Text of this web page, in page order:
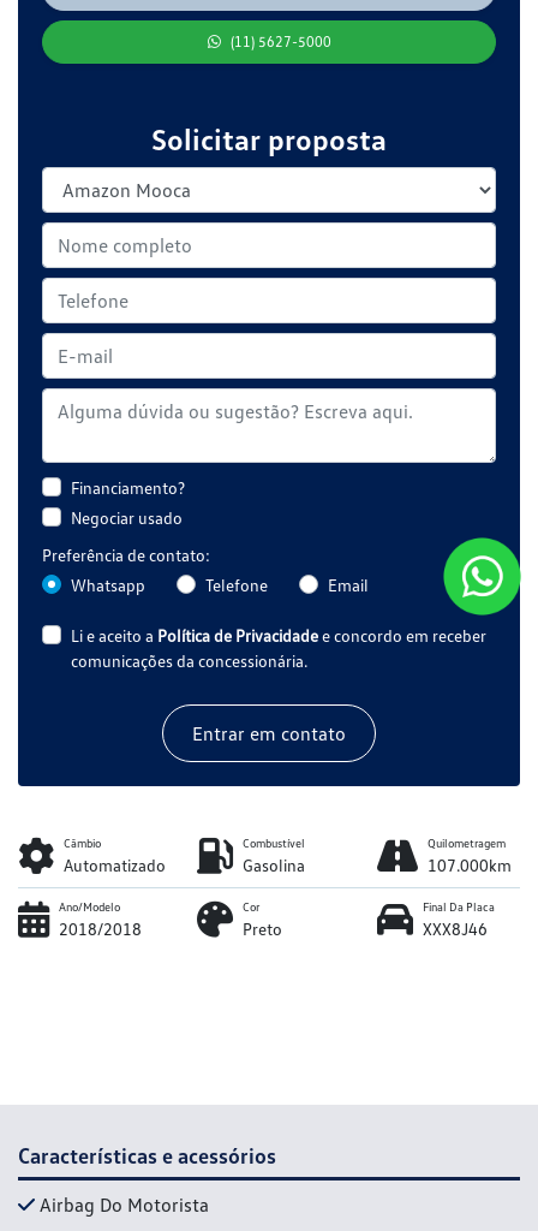
(11) 5627-5000
Solicitar proposta
Financiamento?
Negociar usado
Preferência de contato:
Whatsapp
Telefone Email
Li e aceito a Política de Privacidadee concordo em receber
comunicações da concessionária.
Entrar em contato
Câmbio
Automatizado
Combustível
Gasolina
Quilometragem
107.000km
Ano/Modelo
2018/2018
Cor
Preto
Final Da Placa
XXX8J46
Características e acessórios
Airbag Do Motorista